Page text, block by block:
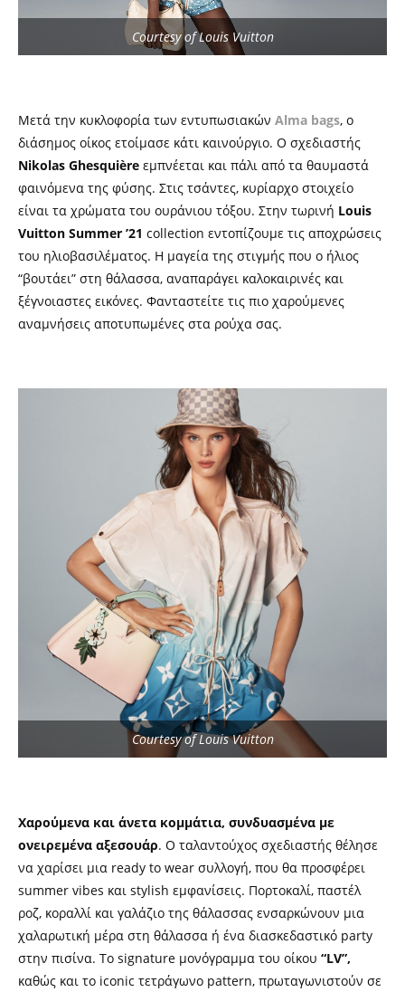
Courtesy of Louis Vuitton
Μετά την κυκλοφορία των εντυπωσιακών Alma bags, ο
διάσημος οίκος ετοίμασε κάτι καινούργιο. Ο σχεδιαστής
Nikolas Ghesquière εμπνέεται και πάλι από τα θαυμαστά
φαινόμενα της φύσης. Στις τσάντες, κυρίαρχο στοιχείο
είναι τα χρώματα του ουράνιου τόξου. Στην τωρινή Louis
Vuitton Summer ’21 collection εντοπίζουμε τις αποχρώσεις
του ηλιοβασιλέματος. Η μαγεία της στιγμής που ο ήλιος
“βουτάει” στη θάλασσα, αναπαράγει καλοκαιρινές και
ξέγνοιαστες εικόνες. Φανταστείτε τις πιο χαρούμενες
αναμνήσεις αποτυπωμένες στα ρούχα σας.
Courtesy of Louis Vuitton
Χαρούμενα και άνετα κομμάτια, συνδυασμένα με
ονειρεμένα αξεσουάρ. Ο ταλαντούχος σχεδιαστής θέλησε
να χαρίσει μια ready to wear συλλογή, που θα προσφέρει
summer vibes και stylish εμφανίσεις. Πορτοκαλί, παστέλ
ροζ, κοραλλί και γαλάζιο της θάλασσας ενσαρκώνουν μια
χαλαρωτική μέρα στη θάλασσα ή ένα διασκεδαστικό party
στην πισίνα. Το signature μονόγραμμα του οίκου “LV”,
καθώς και το iconic τετράγωνο pattern, πρωταγωνιστούν σε